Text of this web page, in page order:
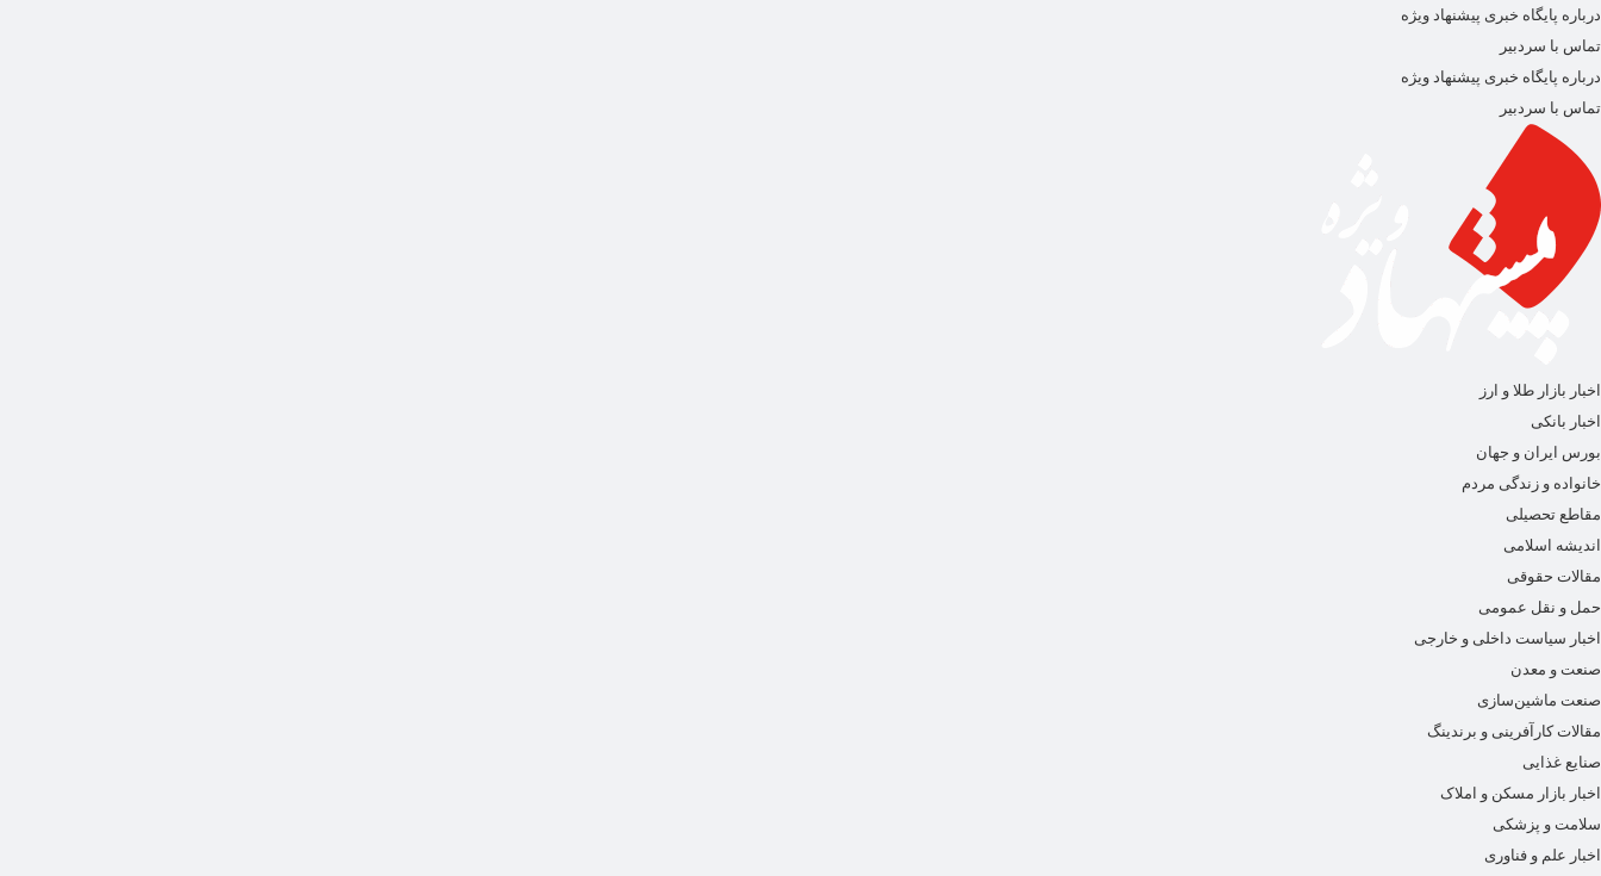
درباره پایگاه خبری پیشنهاد ویژه
تماس با سردبیر
درباره پایگاه خبری پیشنهاد ویژه
تماس با سردبیر
اخبار بازار طلا و ارز
اخبار بانکی
بورس ایران و جهان
خانواده و زندگی مردم
مقاطع تحصیلی
اندیشه اسلامی
مقالات حقوقی
حمل و نقل عمومی
اخبار سیاست داخلی و خارجی
صنعت و معدن
صنعت ماشین‌سازی
مقالات کارآفرینی و برندینگ
صنایع غذایی
اخبار بازار مسکن و املاک
سلامت و پزشکی
اخبار علم و فناوری